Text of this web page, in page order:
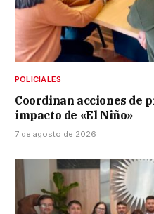
POLICIALES
Coordinan acciones de
impacto de «El Niño»
7 de agosto de 2026